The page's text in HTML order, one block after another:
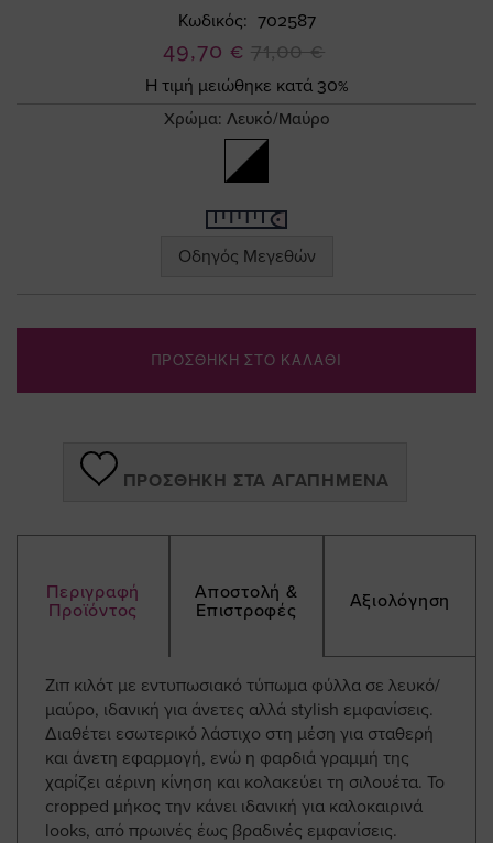
Κωδικός 702587
Ειδική
Τιμή
49,70 € 71,00 €
Η τιμή μειώθηκε κατά 30%
Χρώμα: Λευκό/Μαύρο
Οδηγός Μεγεθών
ΠΡΟΣΘΗΚΗ ΣΤΟ ΚΑΛΑΘΙ
ΠΡΟΣΘΉΚΗ ΣΤΑ ΑΓΑΠΗΜΈΝΑ
Περιγραφή
Προϊόντος
Αποστολή &
Επιστροφές
Αξιολόγηση
Ζιπ κιλότ με εντυπωσιακό τύπωμα φύλλα σε λευκό/
μαύρο, ιδανική για άνετες αλλά stylish εμφανίσεις.
Διαθέτει εσωτερικό λάστιχο στη μέση για σταθερή
και άνετη εφαρμογή, ενώ η φαρδιά γραμμή της
χαρίζει αέρινη κίνηση και κολακεύει τη σιλουέτα. Το
cropped μήκος την κάνει ιδανική για καλοκαιρινά
looks, από πρωινές έως βραδινές εμφανίσεις.